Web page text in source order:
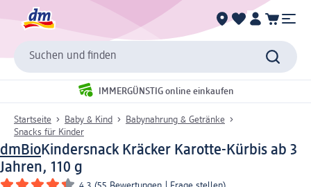
Suchen und finden
IMMERGÜNSTIG online einkaufen
Startseite Baby & Kind
Babynahrung & Getränke
Snacks für Kinder
dmBioKindersnack Kräcker Karotte-Kürbis ab 3
Jahren, 110 g